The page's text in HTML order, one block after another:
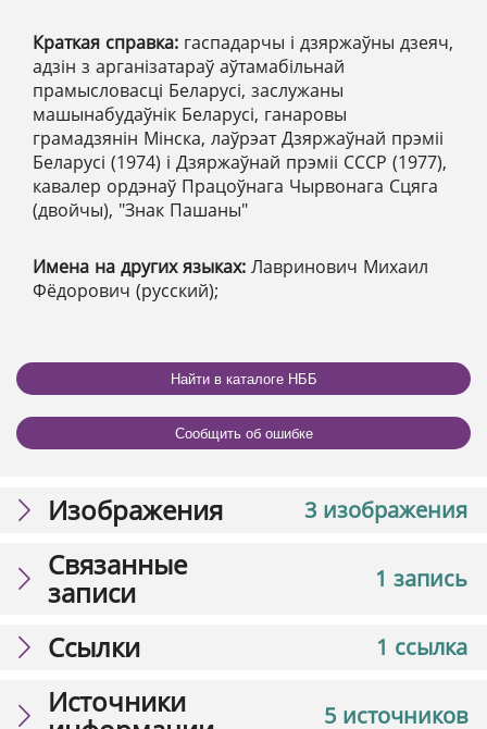
Краткая справка: гаспадарчы і дзяржаўны дзеяч,
адзін з арганізатараў аўтамабільнай
прамысловасці Беларусі, заслужаны
машынабудаўнік Беларусі, ганаровы
грамадзянін Мінска, лаўрэат Дзяржаўнай прэміі
Беларусі (1974) і Дзяржаўнай прэміі СССР (1977),
кавалер ордэнаў Працоўнага Чырвонага Сцяга
(двойчы), "Знак Пашаны"
Имена на других языках: Лавринович Михаил
Фёдорович (русский);
Найти в каталоге НББ
Сообщить об ошибке
3 изображения
Изображения
1 запись
Связанные
записи
1 ссылка
Ссылки
5 источников
Источники